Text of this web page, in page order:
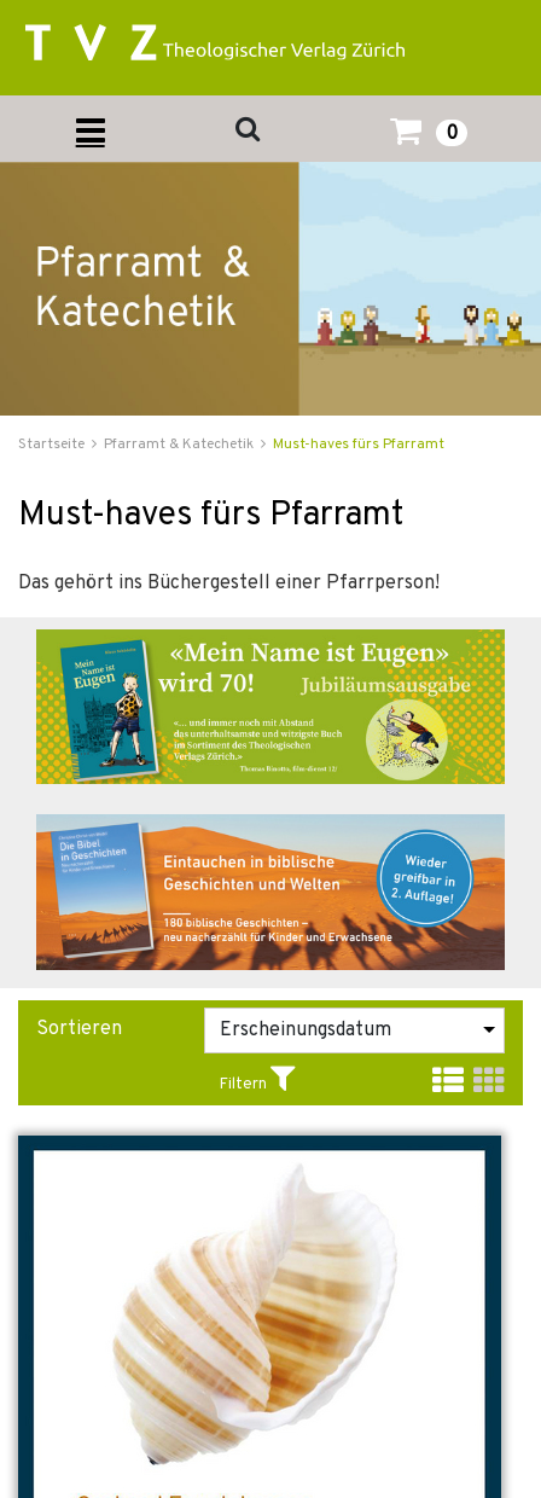
0
Startseite Pfarramt & Katechetik Must-haves fürs Pfarramt
Must-haves fürs Pfarramt
Das gehört ins Büchergestell einer Pfarrperson!
Sortieren
Filtern